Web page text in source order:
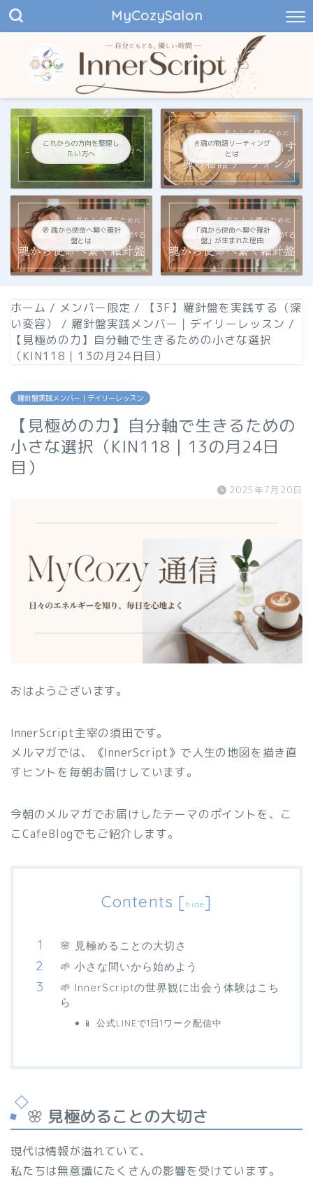
MyCozySalon
これからの方向を整理し
たい方へ
📓魂の物語リーティング
とは
🧭 魂から使命へ繋ぐ羅針
盤とは
「魂から使命へ繋ぐ羅針
盤」が生まれた理由
ホーム / メンバー限定 /
【3F】羅針盤を実践する（深
い変容）
/ 羅針盤実践メンバー｜デイリーレッスン /
【見極めの力】自分軸で生きるための小さな選択
（KIN118｜13の月24日目）
羅針盤実践メンバー｜デイリーレッスン
【見極めの力】自分軸で生きるための
小さな選択（KIN118｜13の月24日
目）
2025年7月20日
おはようございます。
InnerScript主宰の須田です。
メルマガでは、《InnerScript》で人生の地図を描き直
すヒントを毎朝お届けしています。
今朝のメルマガでお届けしたテーマのポイントを、こ
こCafeBlogでもご紹介します。
Contents [ hide]
🌸 見極めることの大切さ
🌱 小さな問いから始めよう
🌱 InnerScriptの世界観に出会う体験はこち
ら
📱 公式LINEで1日1ワーク配信中
🌸 見極めることの大切さ
現代は情報が溢れていて、
私たちは無意識にたくさんの影響を受けています。